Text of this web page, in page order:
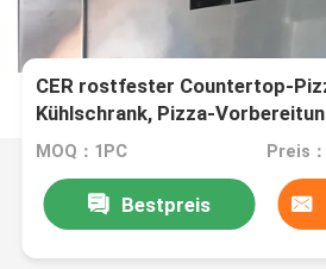
CER rostfester Countertop-
Kühlschrank, Pizza-
Edelstahl-304
MOQ：1PC
Bestpreis